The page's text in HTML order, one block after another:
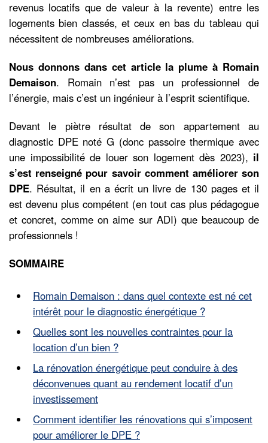
revenus locatifs que de valeur à la revente) entre les
logements bien classés, et ceux en bas du tableau qui
nécessitent de nombreuses améliorations.
Nous donnons dans cet article la plume à Romain
Demaison. Romain n’est pas un professionnel de
l’énergie, mais c’est un ingénieur à l’esprit scientifique.
Devant le piètre résultat de son appartement au
diagnostic DPE noté G (donc passoire thermique avec
une impossibilité de louer son logement dès 2023), il
s’est renseigné pour savoir comment améliorer son
DPE. Résultat, il en a écrit un livre de 130 pages et il
est devenu plus compétent (en tout cas plus pédagogue
et concret, comme on aime sur ADI) que beaucoup de
professionnels !
SOMMAIRE
Romain Demaison : dans quel contexte est né cet
intérêt pour le diagnostic énergétique ?
Quelles sont les nouvelles contraintes pour la
location d’un bien ?
La rénovation énergétique peut conduire à des
déconvenues quant au rendement locatif d’un
investissement
Comment identifier les rénovations qui s’imposent
pour améliorer le DPE ?